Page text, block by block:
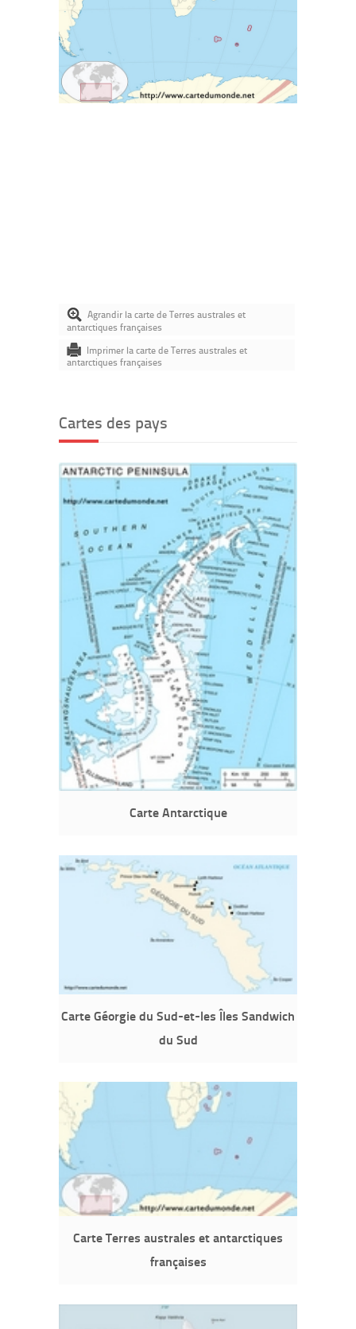
Agrandir la carte de Terres australes et
antarctiques françaises
Imprimer la carte de Terres australes et
antarctiques françaises
Cartes des pays
Carte Antarctique
Carte Géorgie du Sud-et-les Îles Sandwich
du Sud
Carte Terres australes et antarctiques
françaises